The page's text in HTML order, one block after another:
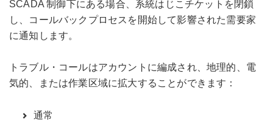
SCADA 制御下にある場合、系統はじこチケットを閉鎖
し、コールバックプロセスを開始して影響された需要家
に通知します。
トラブル・コールはアカウントに編成され、地理的、電
気的、または作業区域に拡大することができます：
通常